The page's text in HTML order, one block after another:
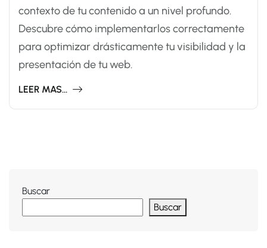
contexto de tu contenido a un nivel profundo.
Descubre cómo implementarlos correctamente
para optimizar drásticamente tu visibilidad y la
presentación de tu web.
LEER MAS...
Buscar
Buscar